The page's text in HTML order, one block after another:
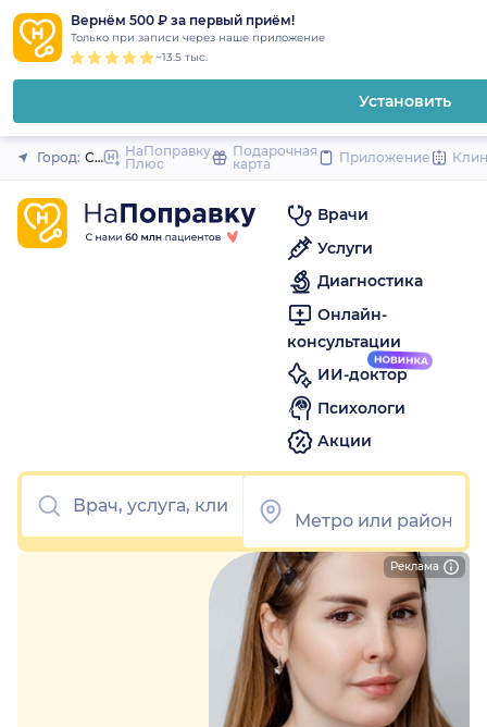
Вернём 500 ₽ за первый приём!
Только при записи через наше приложение
~13.5 тыс.
Установить
Закрыть
Город: Санкт-Петербург
НаПоправку
Плюс
Подарочная
карта
Приложение
Врачи
Услуги
Диагностика
Онлайн-
консультации
ИИ-доктор
Психологи
Акции
Реклама